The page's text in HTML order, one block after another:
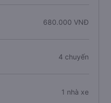
680.000 VNĐ
4 chuyến
1 nhà xe